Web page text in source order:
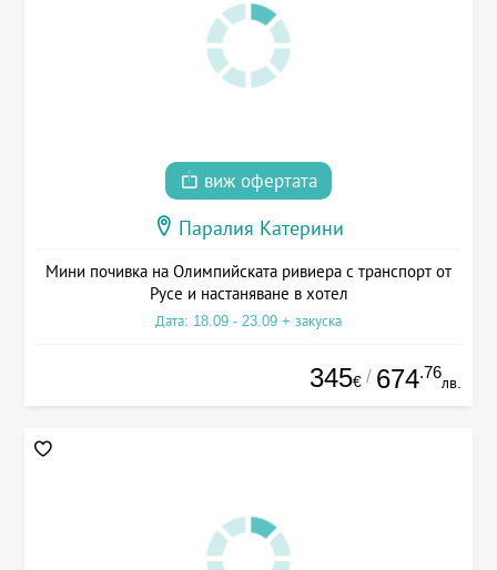
виж офертата
Паралия Катерини
Мини почивка на Олимпийската ривиера с транспорт от
Русе и настаняване в хотел
Дата: 18.09 - 23.09 + закуска
345€ / 674.76
лв.